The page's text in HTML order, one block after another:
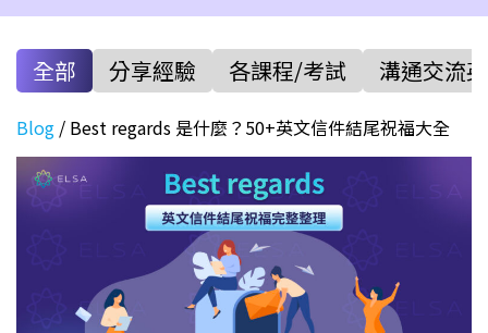
全部 分享經驗 各課程/考試 溝通交流
Blog / Best regards 是什麼？50+英文信件結尾祝福大全